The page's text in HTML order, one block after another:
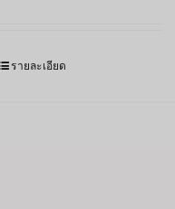
รายละเอียด